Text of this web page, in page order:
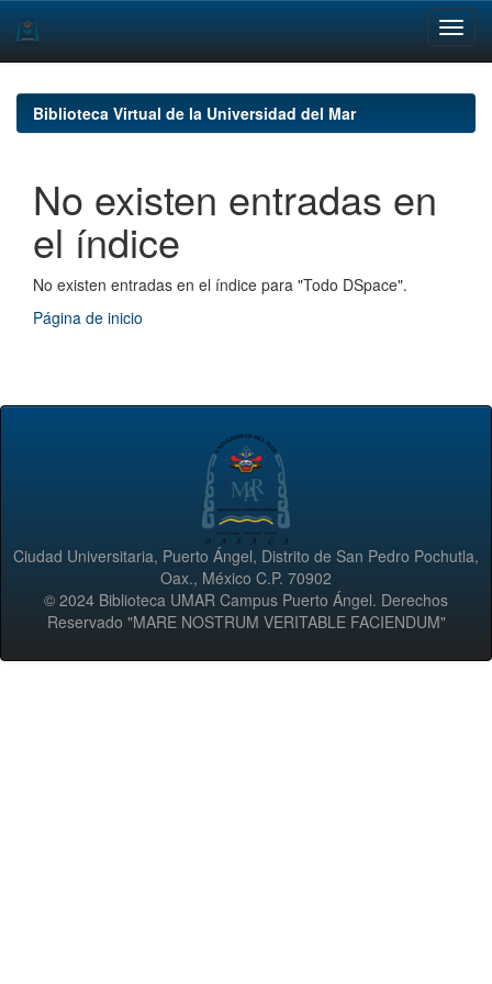
navigationBiblioteca Virtual de la Universidad del Mar
No existen entradas en
el índice
No existen entradas en el índice para "Todo DSpace".
Página de inicio
Ciudad Universitaria, Puerto Ángel, Distrito de San Pedro Pochutla,
Oax., México C.P. 70902
© 2024 Biblioteca UMAR Campus Puerto Ángel. Derechos
Reservado "MARE NOSTRUM VERITABLE FACIENDUM"